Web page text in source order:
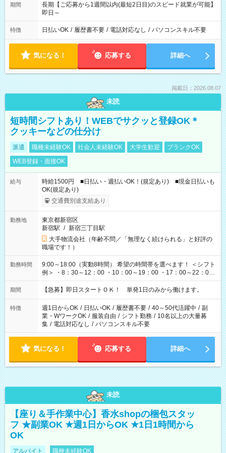
期間
長期【ご応募から1週間以内(最短2日目)のスピード就業が可能】
即日～
特徴 日払いOK / 履歴書不要 / 電話対応なし / パソコンスキル不要
気になる！ 応募する 詳細へ
掲載日：2026.08.07
未読
短時間シフトあり！WEBでサクッと登録OK＊
クッキーなどの仕分け
派遣 職種未経験OK 社会人未経験OK 大学生歓迎
ブランクOK
WEB登録・面接OK
給与
時給1500円 ■日払い・週払いOK！(規定あり) ■現金日払いも
OK(規定あり)
交通費別途支給あり
勤務地
東京都新宿区
新宿駅 / 新宿三丁目駅
大手物流会社（年齢不問／「無理なく続けられる」と好評の
職場です！）
勤務時間
9:00～18:00（実動8時間） 希望の時間帯を選べます！ ＜シフト
例＞ ・8：30～12：00 ・10：00～19：00 ・17：00～22：00
・13：00～22：00 ・22：00～翌6：00 など
期間 【急募】即日スタートＯＫ！ 単発1日のみから働けます。
特徴 週1日からOK / 日払いOK / 履歴書不要 / 40～50代活躍中 / 副
業・WワークOK / 服装自由 / シフト勤務 / 10名以上の大量募
集 / 電話対応なし / パソコンスキル不要
気になる！ 応募する 詳細へ
未読
【座り＆手作業中心】香水shopの梱包スタッ
フ ★副業OK ★週1日からOK ★1日1時間から
OK
アルバイト 職種未経験OK